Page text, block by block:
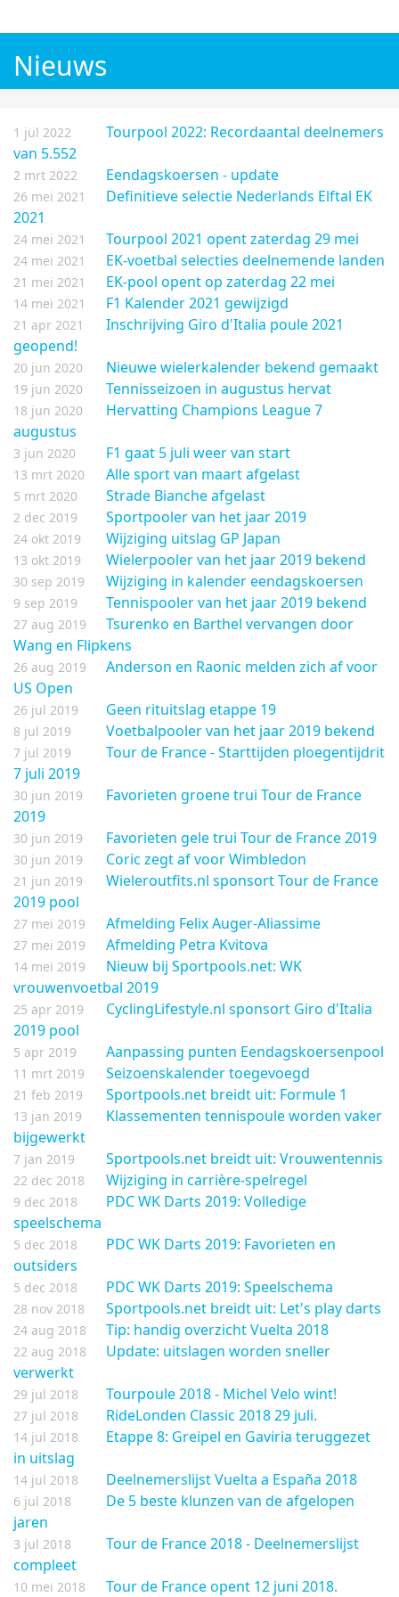
Nieuws
1 jul 2022
Tourpool 2022: Recordaantal deelnemers
van 5.552
2 mrt 2022 Eendagskoersen - update
26 mei 2021
Definitieve selectie Nederlands Elftal EK
2021
24 mei 2021 Tourpool 2021 opent zaterdag 29 mei
24 mei 2021 EK-voetbal selecties deelnemende landen
21 mei 2021 EK-pool opent op zaterdag 22 mei
14 mei 2021 F1 Kalender 2021 gewijzigd
21 apr 2021
Inschrijving Giro d'Italia poule 2021
geopend!
20 jun 2020 Nieuwe wielerkalender bekend gemaakt
19 jun 2020 Tennisseizoen in augustus hervat
18 jun 2020
Hervatting Champions League 7
augustus
3 jun 2020 F1 gaat 5 juli weer van start
13 mrt 2020 Alle sport van maart afgelast
5 mrt 2020 Strade Bianche afgelast
2 dec 2019 Sportpooler van het jaar 2019
24 okt 2019 Wijziging uitslag GP Japan
13 okt 2019 Wielerpooler van het jaar 2019 bekend
30 sep 2019 Wijziging in kalender eendagskoersen
9 sep 2019 Tennispooler van het jaar 2019 bekend
27 aug 2019
Tsurenko en Barthel vervangen door
Wang en Flipkens
26 aug 2019
Anderson en Raonic melden zich af voor
US Open
26 jul 2019 Geen rituitslag etappe 19
8 jul 2019 Voetbalpooler van het jaar 2019 bekend
7 jul 2019
Tour de France - Starttijden ploegentijdrit
7 juli 2019
30 jun 2019
Favorieten groene trui Tour de France
2019
30 jun 2019 Favorieten gele trui Tour de France 2019
30 jun 2019 Coric zegt af voor Wimbledon
21 jun 2019
Wieleroutfits.nl sponsort Tour de France
2019 pool
27 mei 2019 Afmelding Felix Auger-Aliassime
27 mei 2019 Afmelding Petra Kvitova
14 mei 2019
Nieuw bij Sportpools.net: WK
vrouwenvoetbal 2019
25 apr 2019
CyclingLifestyle.nl sponsort Giro d'Italia
2019 pool
5 apr 2019 Aanpassing punten Eendagskoersenpool
11 mrt 2019 Seizoenskalender toegevoegd
21 feb 2019 Sportpools.net breidt uit: Formule 1
13 jan 2019
Klassementen tennispoule worden vaker
bijgewerkt
7 jan 2019 Sportpools.net breidt uit: Vrouwentennis
22 dec 2018 Wijziging in carrière-spelregel
9 dec 2018
PDC WK Darts 2019: Volledige
speelschema
5 dec 2018
PDC WK Darts 2019: Favorieten en
outsiders
5 dec 2018 PDC WK Darts 2019: Speelschema
28 nov 2018 Sportpools.net breidt uit: Let's play darts
24 aug 2018 Tip: handig overzicht Vuelta 2018
22 aug 2018
Update: uitslagen worden sneller
verwerkt
29 jul 2018 Tourpoule 2018 - Michel Velo wint!
27 jul 2018 RideLonden Classic 2018 29 juli.
14 jul 2018
Etappe 8: Greipel en Gaviria teruggezet
in uitslag
14 jul 2018 Deelnemerslijst Vuelta a España 2018
6 jul 2018
De 5 beste klunzen van de afgelopen
jaren
3 jul 2018
Tour de France 2018 - Deelnemerslijst
compleet
10 mei 2018 Tour de France opent 12 juni 2018.